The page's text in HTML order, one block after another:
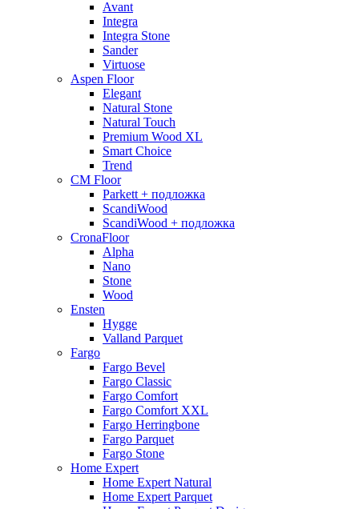
Avant
Integra
Integra Stone
Sander
Virtuose
Aspen Floor
Elegant
Natural Stone
Natural Touch
Premium Wood XL
Smart Choice
Trend
CM Floor
Parkett + подложка
ScandiWood
ScandiWood + подложка
CronaFloor
Alpha
Nano
Stone
Wood
Ensten
Hygge
Valland Parquet
Fargo
Fargo Bevel
Fargo Classic
Fargo Comfort
Fargo Comfort XXL
Fargo Herringbone
Fargo Parquet
Fargo Stone
Home Expert
Home Expert Natural
Home Expert Parquet